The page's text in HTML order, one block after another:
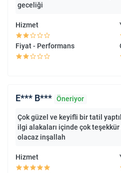
geceliği
Hizmet
Fiyat - Performans
E*** B*** Öneriyor
Çok güzel ve keyifli bir tatil
ilgi alakaları içinde çok
olacaz inşallah
Hizmet